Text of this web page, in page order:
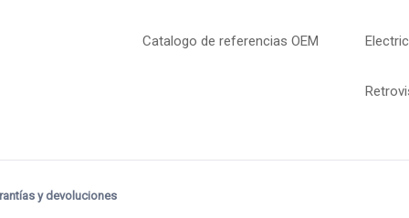
Catalogo de referencias OEM
y devoluciones